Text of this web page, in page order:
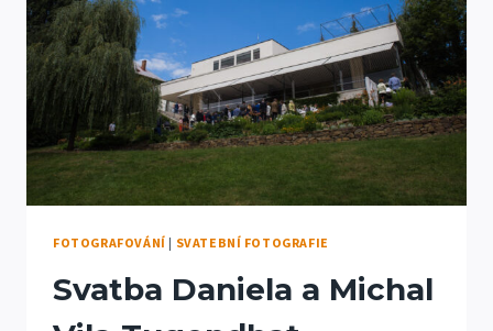
FOTOGRAFOVÁNÍ | SVATEBNÍ FOTOGRAFIE
Svatba Daniela a Michal